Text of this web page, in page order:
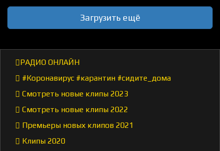
Загрузить ещё
РАДИО ОНЛАЙН
#Коронавирус #карантин #сидите_дома
Смотреть новые клипы 2023
Смотреть новые клипы 2022
Премьеры новых клипов 2021
Клипы 2020